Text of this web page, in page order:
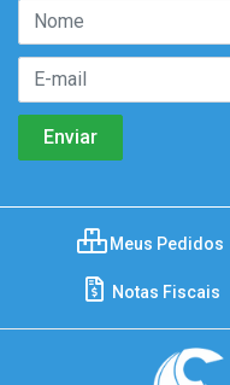
Meus Pedidos
Notas Fiscais